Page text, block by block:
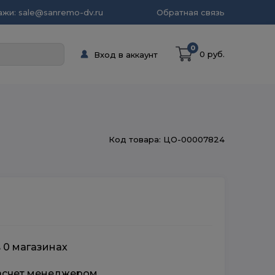
sale@sanremo-dv.ru Обратная связь
Вход в аккаунт
0
0 руб.
Код товара: ЦО-00007824
магазинах